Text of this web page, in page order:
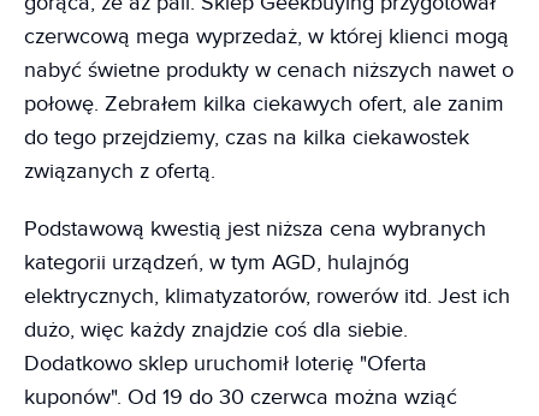
czerwcową mega wyprzedaż, w której klienci mogą
nabyć świetne produkty w cenach niższych nawet o
połowę. Zebrałem kilka ciekawych ofert, ale zanim
do tego przejdziemy, czas na kilka ciekawostek
związanych z ofertą.
Podstawową kwestią jest niższa cena wybranych
kategorii urządzeń, w tym AGD, hulajnóg
elektrycznych, klimatyzatorów, rowerów itd. Jest ich
dużo, więc każdy znajdzie coś dla siebie.
Dodatkowo sklep uruchomił loterię "Oferta
kuponów". Od 19 do 30 czerwca można wziąć